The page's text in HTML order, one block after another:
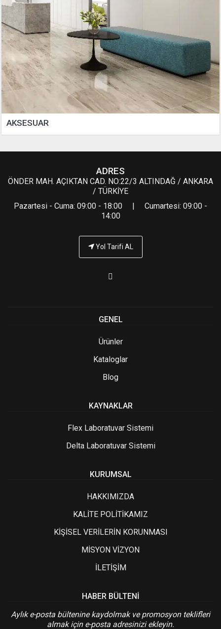
AKSESUAR
ADRES
ÖNDER MAH. AÇIKTAN CAD. NO:22/3 ALTINDAĞ / ANKARA
/ TÜRKİYE
Pazartesi - Cuma: 09:00 - 18:00 | Cumartesi: 09:00 -
14:00
Yol Tarifi AL
GENEL
Ürünler
Kataloglar
Blog
KAYNAKLAR
Flex Laboratuvar Sistemi
Delta Laboratuvar Sistemi
KURUMSAL
HAKKIMIZDA
KALİTE POLİTİKAMIZ
KİŞİSEL VERİLERİN KORUNMASI
MİSYON VİZYON
İLETİŞİM
HABER BÜLTENI
Aylık e-posta bültenine kaydolmak ve promosyon teklifleri
almak için e-posta adresinizi ekleyin.